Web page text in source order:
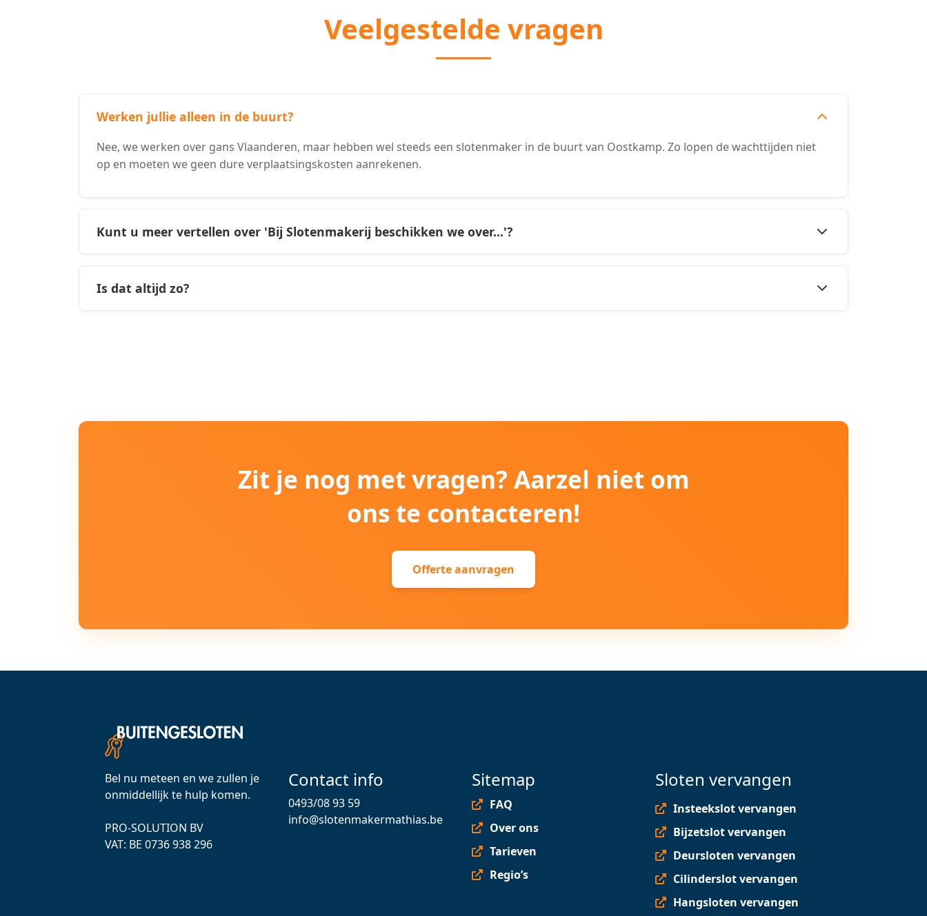
Veelgestelde vragen
Werken jullie alleen in de buurt?
Nee, we werken over gans Vlaanderen, maar hebben wel steeds een slotenmaker in de buurt van Oostkamp. Zo lopen de wachttijden niet
op en moeten we geen dure verplaatsingskosten aanrekenen.
Kunt u meer vertellen over 'Bij Slotenmakerij beschikken we over...'?
Is dat altijd zo?
Zit je nog met vragen? Aarzel niet om
ons te contacteren!
Offerte aanvragen
Bel nu meteen en we zullen je
onmiddellijk te hulp komen.
PRO-SOLUTION BV
VAT: ВЕ 0736 938 296
Contact info
0493/08 93 59
info@slotenmakermathias.be
Sitemap
FAQ
Over ons
Tarieven
Regio’s
Sloten vervangen
Insteekslot vervangen
Bijzetslot vervangen
Deursloten vervangen
Cilinderslot vervangen
Hangsloten vervangen